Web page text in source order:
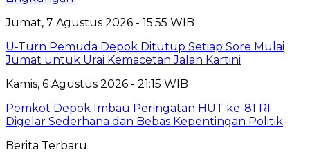
Jumat, 7 Agustus 2026 - 15:55 WIB
U-Turn Pemuda Depok Ditutup Setiap Sore Mulai
Jumat untuk Urai Kemacetan Jalan Kartini
Kamis, 6 Agustus 2026 - 21:15 WIB
Pemkot Depok Imbau Peringatan HUT ke-81 RI
Digelar Sederhana dan Bebas Kepentingan Politik
Berita Terbaru